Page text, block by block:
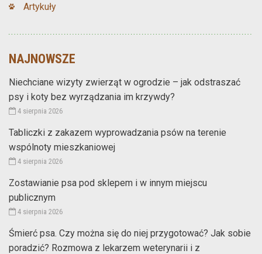
Artykuły
NAJNOWSZE
Niechciane wizyty zwierząt w ogrodzie – jak odstraszać
psy i koty bez wyrządzania im krzywdy?
4 sierpnia 2026
Tabliczki z zakazem wyprowadzania psów na terenie
wspólnoty mieszkaniowej
4 sierpnia 2026
Zostawianie psa pod sklepem i w innym miejscu
publicznym
4 sierpnia 2026
Śmierć psa. Czy można się do niej przygotować? Jak sobie
poradzić? Rozmowa z lekarzem weterynarii i z